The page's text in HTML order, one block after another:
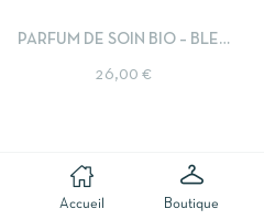
PARFUM DE SOIN BIO – BLEU
26,00 €
Accueil Boutique